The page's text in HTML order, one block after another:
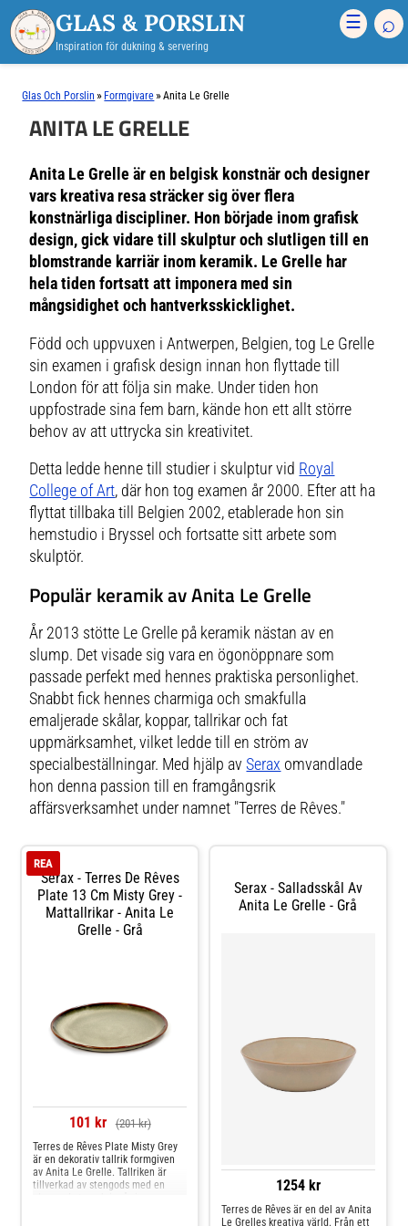
GLAS & PORSLIN
Inspiration för dukning & servering
☰ ⌕
Glas Och Porslin » Formgivare »Anita Le Grelle
ANITA LE GRELLE
Anita Le Grelle är en belgisk konstnär och designer
vars kreativa resa sträcker sig över flera
konstnärliga discipliner. Hon började inom grafisk
design, gick vidare till skulptur och slutligen till en
blomstrande karriär inom keramik. Le Grelle har
hela tiden fortsatt att imponera med sin
mångsidighet och hantverksskicklighet.
Född och uppvuxen i Antwerpen, Belgien, tog Le Grelle
sin examen i grafisk design innan hon flyttade till
London för att följa sin make. Under tiden hon
uppfostrade sina fem barn, kände hon ett allt större
behov av att uttrycka sin kreativitet.
Detta ledde henne till studier i skulptur vid Royal
College of Art, där hon tog examen år 2000. Efter att ha
flyttat tillbaka till Belgien 2002, etablerade hon sin
hemstudio i Bryssel och fortsatte sitt arbete som
skulptör.
Populär keramik av Anita Le Grelle
År 2013 stötte Le Grelle på keramik nästan av en
slump. Det visade sig vara en ögonöppnare som
passade perfekt med hennes praktiska personlighet.
Snabbt fick hennes charmiga och smakfulla
emaljerade skålar, koppar, tallrikar och fat
uppmärksamhet, vilket ledde till en ström av
specialbeställningar. Med hjälp avSerax omvandlade
hon denna passion till en framgångsrik
affärsverksamhet under namnet "Terres de Rêves."
Serax - Terres De Rêves
Plate 13 Cm Misty Grey -
Mattallrikar - Anita Le
Grelle - Grå
REA
101 kr (201 kr)
Terres de Rêves Plate Misty Grey
är en dekorativ tallrik formgiven
av Anita Le Grelle. Tallriken är
tillverkad av stengods med en
Serax - Salladsskål Av
Anita Le Grelle - Grå
1254 kr
Terres de Rêves är en del av Anita
Le Grelles kreativa värld. Från ett